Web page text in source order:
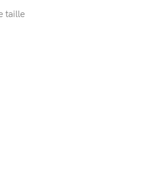
taille